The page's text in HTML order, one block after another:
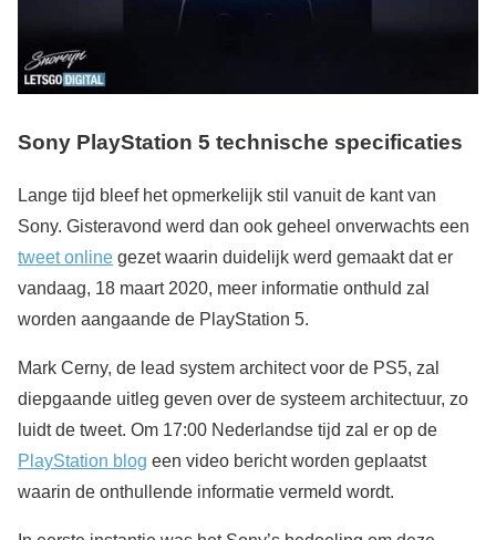
Sony PlayStation 5 technische specificaties
Lange tijd bleef het opmerkelijk stil vanuit de kant van
Sony. Gisteravond werd dan ook geheel onverwachts een
tweet online gezet waarin duidelijk werd gemaakt dat er
vandaag, 18 maart 2020, meer informatie onthuld zal
worden aangaande de PlayStation 5.
Mark Cerny, de lead system architect voor de PS5, zal
diepgaande uitleg geven over de systeem architectuur, zo
luidt de tweet. Om 17:00 Nederlandse tijd zal er op de
PlayStation blog een video bericht worden geplaatst
waarin de onthullende informatie vermeld wordt.